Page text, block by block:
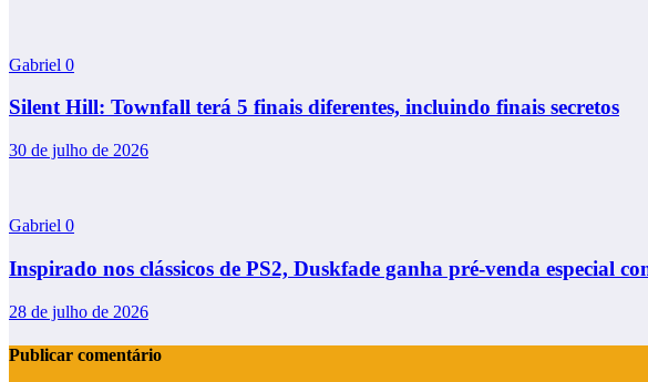
Gabriel 0
Silent Hill: Townfall terá 5 finais diferentes, incluindo finais secretos
30 de julho de 2026
Gabriel 0
Inspirado nos clássicos de PS2, Duskfade ganha pré-venda especial
28 de julho de 2026
Publicar comentário